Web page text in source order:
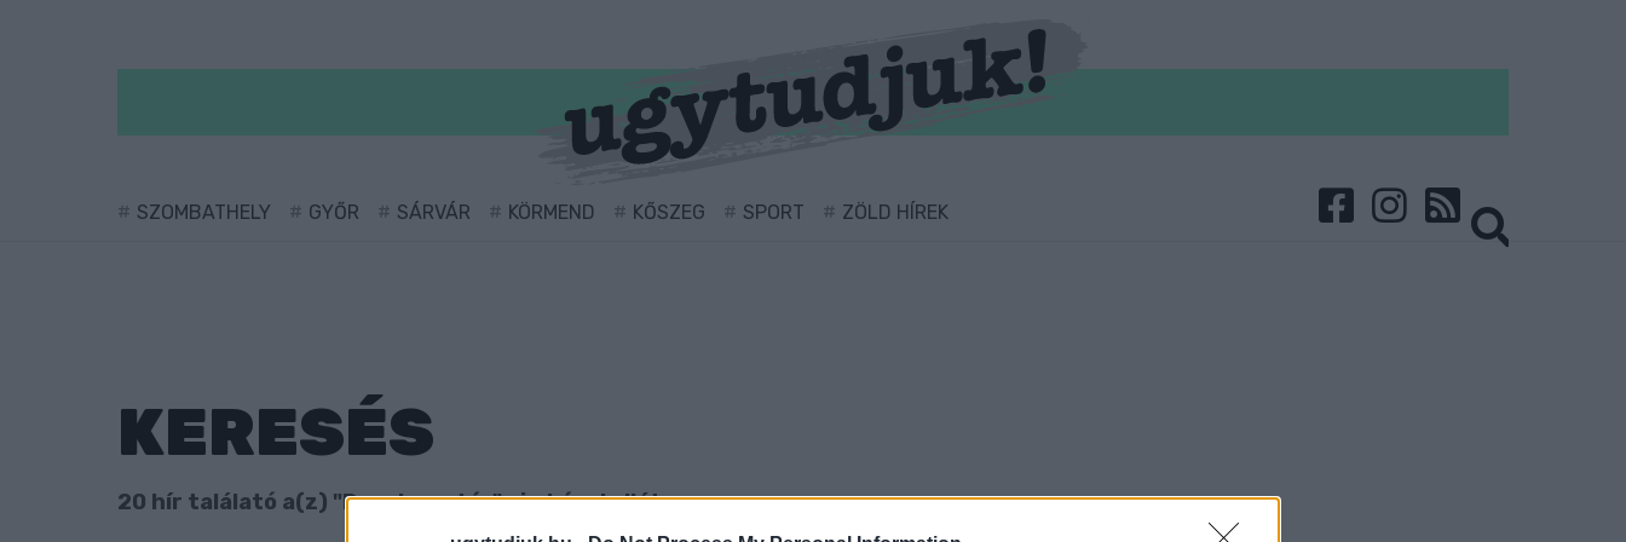
SZOMBATHELY GYŐR SÁRVÁR KÖRMEND KŐSZEG SPORT ZÖLD HÍREK
KERESÉS
20 hír találató a(z) "Dunakapu tér" cimkével ellátva.